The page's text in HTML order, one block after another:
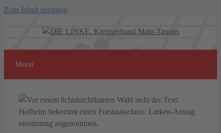
Zum Inhalt springen
Menü